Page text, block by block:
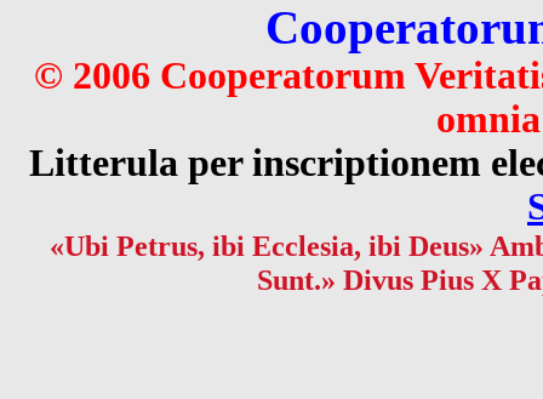
© 2006 Cooperatorum
Litterula per inscriptionem
«Ubi Petrus, ibi Ecclesia, ibi Deus»
Sunt.» Divus Pius X